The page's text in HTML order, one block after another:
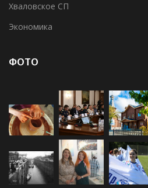
Хваловское СП
Экономика
ФОТО